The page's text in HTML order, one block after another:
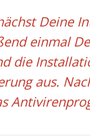
Deine
einmal
die
aus.